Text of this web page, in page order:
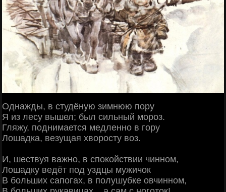
Однажды, в студёную зимнюю пору
Я из лесу вышел; был сильный мороз.
Гляжу, поднимается медленно в гору
Лошадка, везущая хворосту воз.
И, шествуя важно, в спокойствии чинном,
Лошадку ведёт под уздцы мужичок
В больших сапогах, в полушубке овчинном,